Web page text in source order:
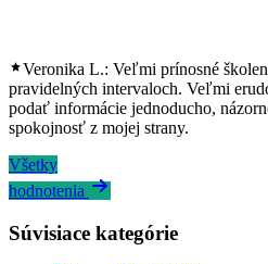
Veronika L.: Veľmi prínosné
pravidelných intervaloch. Veľmi
podať informácie jednoducho,
spokojnosť z mojej strany.
Všetky
hodnotenia
Súvisiace kategórie